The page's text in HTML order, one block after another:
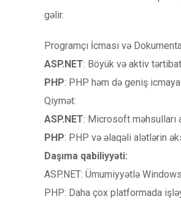
gəlir.
Programçı İcması və
ASP.NET: Böyük və aktiv
PHP: PHP həm də geniş
Qiymət:
ASP.NET: Microsoft məhsulları
PHP: PHP və əlaqəli alətlərin
Daşıma qabiliyyəti:
ASP.NET: Ümumiyyətlə Windows
PHP: Daha çox platformada